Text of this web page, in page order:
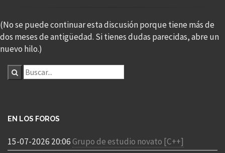
(No se puede continuar esta discusión porque tiene más de
dos meses de antigüedad. Si tienes dudas parecidas, abre un
nuevo hilo.)
EN LOS FOROS
15-07-2026 20:06Grupo de estudio novato [C++]